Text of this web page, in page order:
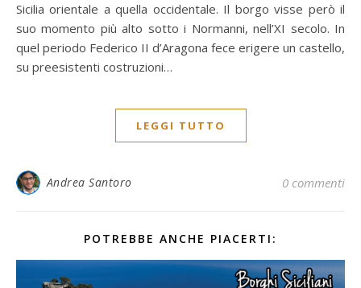
Sicilia orientale a quella occidentale. Il borgo visse però il
suo momento più alto sotto i Normanni, nell’XI secolo. In
quel periodo Federico II d’Aragona fece erigere un castello,
su preesistenti costruzioni…
LEGGI TUTTO
Andrea Santoro 0 commenti
POTREBBE ANCHE PIACERTI: